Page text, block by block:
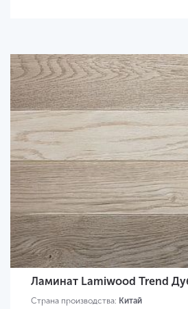
Ламинат Lamiwood Trend
Страна производства: Китай